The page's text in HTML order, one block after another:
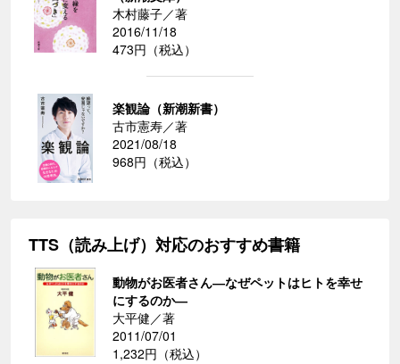
木村藤子／著
2016/11/18
473円（税込）
楽観論（新潮新書）
古市憲寿／著
2021/08/18
968円（税込）
TTS（読み上げ）対応のおすすめ書籍
動物がお医者さん―なぜペットはヒトを幸せ
にするのか―
大平健／著
2011/07/01
1,232円（税込）